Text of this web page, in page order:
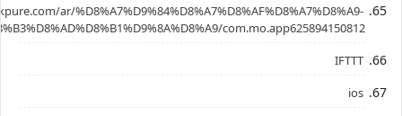
ar/%D8%A7%D9%84%D8%A7%D8%AF%D8%A7%D8%A9-
com.mo.app625894150812
IFTTT
ios